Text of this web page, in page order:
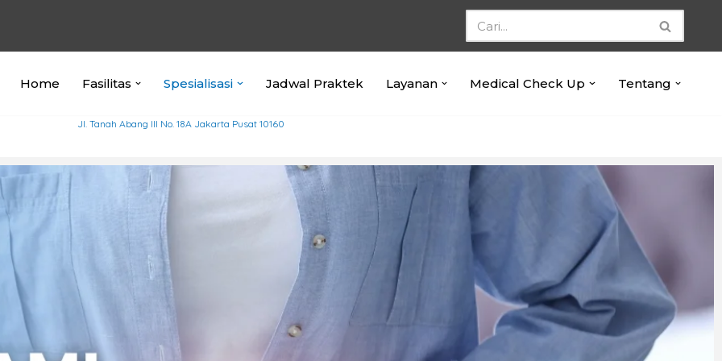
Home Fasilitas Spesialisasi Jadwal Praktek Layanan Medical Check Up Tentang
Jl. Tanah Abang III No. 18A Jakarta Pusat 10160